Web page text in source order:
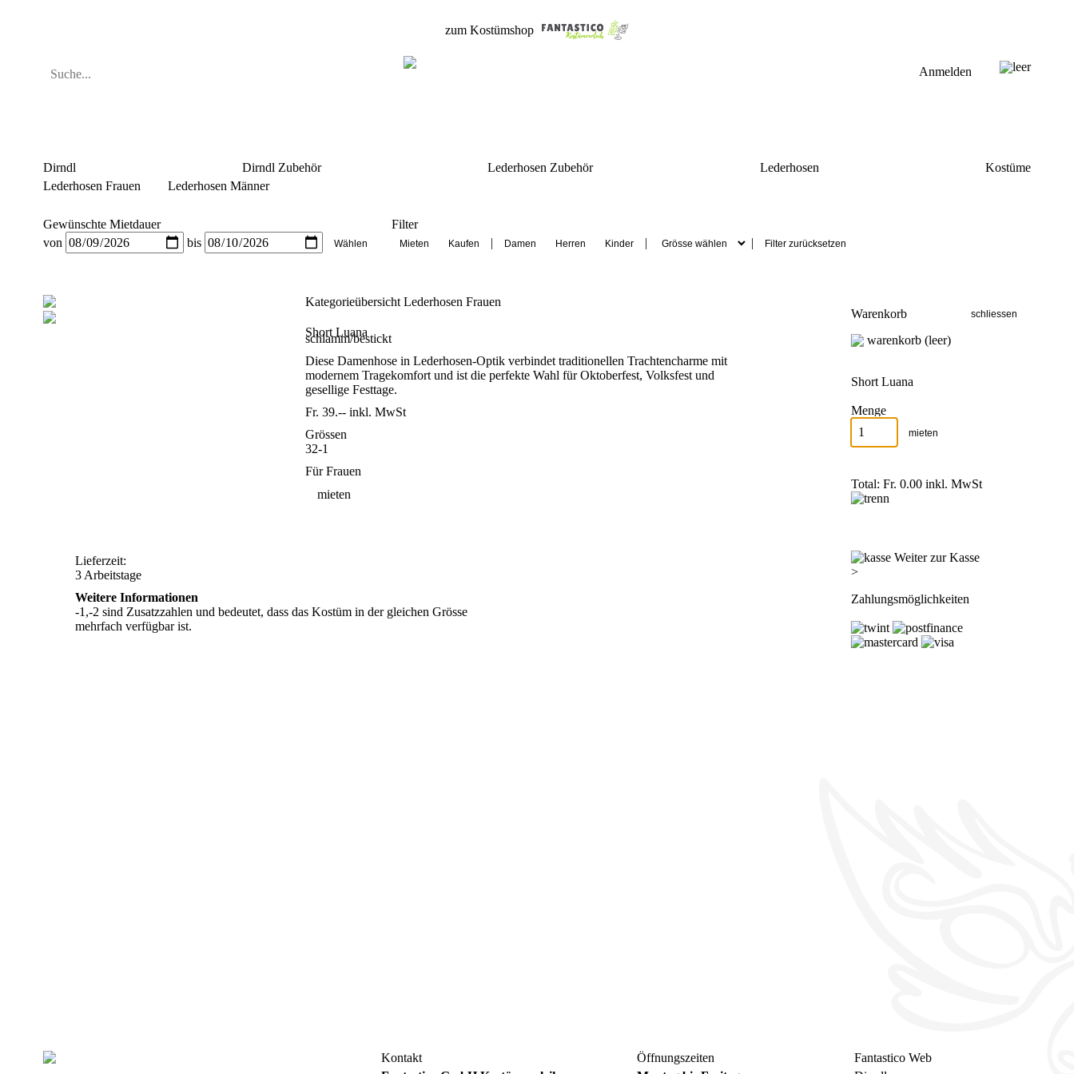
zum Kostümshop
leer
Anmelden
Dirndl Dirndl Zubehör Lederhosen Zubehör Lederhosen
Kostüme
Lederhosen Frauen
Lederhosen Männer
Gewünschte Mietdauer
von
bis
Filter
|
| |
Kategorieübersicht Lederhosen Frauen
Short Luana
schlamm/bestickt
Diese Damenhose in Lederhosen-Optik verbindet traditionellen Trachtencharme mit
modernem Tragekomfort und ist die perfekte Wahl für Oktoberfest, Volksfest und
gesellige Festtage.
Fr. 39.-- inkl. MwSt
Grössen
32-1
Für Frauen
mieten
Lieferzeit:
3 Arbeitstage
Weitere Informationen
-1,-2 sind Zusatzzahlen und bedeutet, dass das Kostüm in der gleichen Grösse
mehrfach verfügbar ist.
Warenkorb
warenkorb (leer)
Short Luana
Menge
Total: Fr. 0.00inkl. MwSt
Weiter zur Kasse
>
Zahlungsmöglichkeiten
Kontakt
Öffnungszeiten
Fantastico Web